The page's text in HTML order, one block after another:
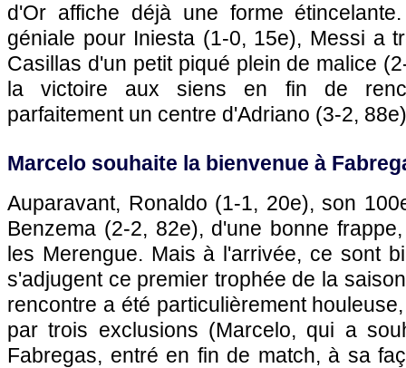
d'Or affiche déjà une forme
géniale pour Iniesta (1-0, 15e), Messi a
Casillas d'un petit piqué plein de malice
la victoire aux siens en fin de
parfaitement un centre d'Adriano (3-2,
Marcelo souhaite la bienvenue à
Auparavant, Ronaldo (1-1, 20e), son
Benzema (2-2, 82e), d'une bonne
les Merengue. Mais à l'arrivée, ce sont
s'adjugent ce premier trophée de la
rencontre a été particulièrement
par trois exclusions (Marcelo, qui a
Fabregas, entré en fin de match, à sa